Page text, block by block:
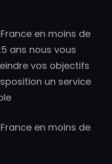
en moins de
ans nous vous
vos objectifs
un service
en moins de